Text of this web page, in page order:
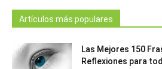
Artículos más populares
Las Mejores 150
Reflexiones para